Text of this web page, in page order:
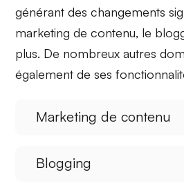
générant des changements
marketing de contenu, le
plus. De nombreux autres
également de ses
Marketing de contenu
Blogging